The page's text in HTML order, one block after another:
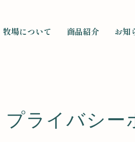
牧場について 商品紹介 お知
プライバシー